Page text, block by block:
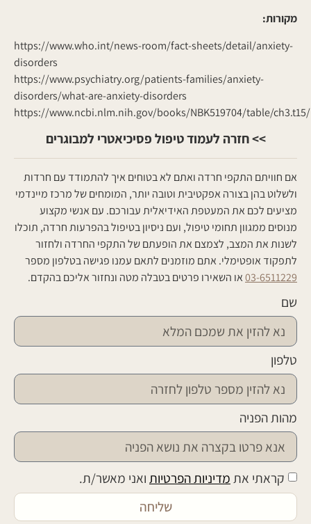
מקורות:
https://www.who.int/news-room/fact-sheets/detail/anxiety-
disorders
https://www.psychiatry.org/patients-families/anxiety-
disorders/what-are-anxiety-disorders
https://www.ncbi.nlm.nih.gov/books/NBK519704/table/ch3.t15/
>> חזרה לעמוד טיפול פסיכיאטרי למבוגרים
אם חוויתם התקפי חרדה ואתם לא בטוחים איך להתמודד עם חרדות
ולשלוט בהן בצורה אפקטיבית וטובה יותר, המומחים של מרכז מיינדמי
מציעים לכם את המעטפת האידיאלית עבורכם. עם אנשי מקצוע
מנוסים ממגוון תחומי טיפול, ועם ניסיון בטיפול בהפרעות חרדה, תוכלו
לשנות את המצב, לצמצם את הופעתם של התקפי החרדה ולחזור
לתפקוד אופטימלי. אתם מוזמנים לתאם עמנו פגישה בטלפון מספר
03-6511229או השאירו פרטים בטבלה מטה ונחזור אליכם בהקדם.
שם
טלפון
מהות הפניה
קראתי אתמדיניות הפרטיותואני מאשר/ת.
שליחה